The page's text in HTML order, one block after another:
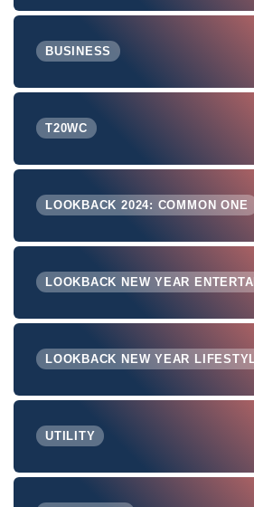
BUSINESS
T20WC
LOOKBACK 2024: COMMON ONE
LOOKBACK NEW YEAR
LOOKBACK NEW YEAR
UTILITY